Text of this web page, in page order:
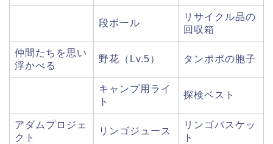
段ボール
リサイクル品の
回収箱
仲間たちを思い
浮かべる
野花（Lv.5） タンポポの胞子
キャンプ用ライ
ト
探検ベスト
アダムプロジェ
クト
リンゴジュース
リンゴバスケッ
ト